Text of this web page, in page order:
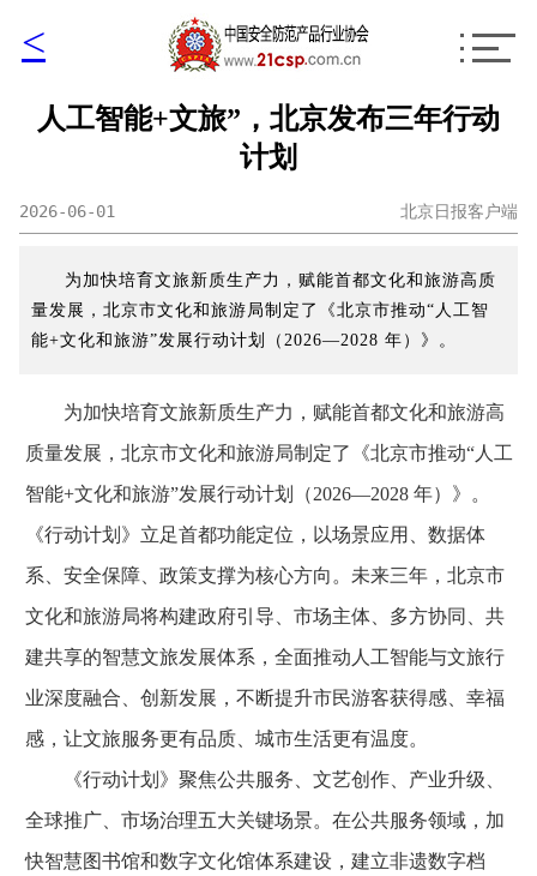
<
人工智能+文旅”，北京发布三年行动
计划
2026-06-01 北京日报客户端
为加快培育文旅新质生产力，赋能首都文化和旅游高质
量发展，北京市文化和旅游局制定了《北京市推动“人工智
能+文化和旅游”发展行动计划（2026—2028 年）》。
为加快培育文旅新质生产力，赋能首都文化和旅游高
质量发展，北京市文化和旅游局制定了《北京市推动“人工
智能+文化和旅游”发展行动计划（2026—2028 年）》。
《行动计划》立足首都功能定位，以场景应用、数据体
系、安全保障、政策支撑为核心方向。未来三年，北京市
文化和旅游局将构建政府引导、市场主体、多方协同、共
建共享的智慧文旅发展体系，全面推动人工智能与文旅行
业深度融合、创新发展，不断提升市民游客获得感、幸福
感，让文旅服务更有品质、城市生活更有温度。
《行动计划》聚焦公共服务、文艺创作、产业升级、
全球推广、市场治理五大关键场景。在公共服务领域，加
快智慧图书馆和数字文化馆体系建设，建立非遗数字档